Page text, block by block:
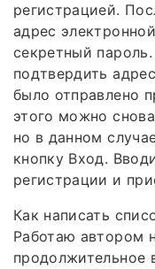
регистрацией.
адрес
секретный
подтвердить
было отправлено
этого можно
но в данном
кнопку Вход.
регистрации и
Как написать
Работаю автором
продолжительное